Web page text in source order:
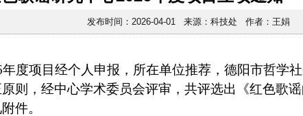
发布时间：2026-04-01 来源：科技处 作者：王娟
度项目经个人申报，所在单位推荐，德阳市哲学
则，经中心学术委员会评审，共评选出《红色歌
件。